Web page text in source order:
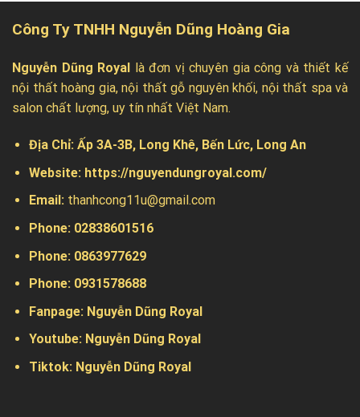
Công Ty TNHH Nguyễn Dũng Hoàng Gia
Nguyễn Dũng Royal
là đơn vị chuyên gia công và thiết kế
nội thất hoàng gia, nội thất gỗ nguyên khối, nội thất spa và
salon chất lượng, uy tín nhất Việt Nam.
Địa Chỉ: Ấp 3A-3B, Long Khê, Bến Lức, Long An
Website: https://nguyendungroyal.com/
Email: thanhcong11u@gmail.com
Phone: 02838601516
Phone: 0863977629
Phone: 0931578688
Fanpage: Nguyễn Dũng Royal
Youtube: Nguyễn Dũng Royal
Tiktok: Nguyễn Dũng Royal